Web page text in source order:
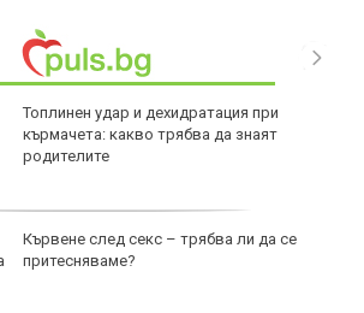
Топлинен удар и дехидратация при
кърмачета: какво трябва да знаят
родителите
Кървене след секс – трябва ли да се
притесняваме?